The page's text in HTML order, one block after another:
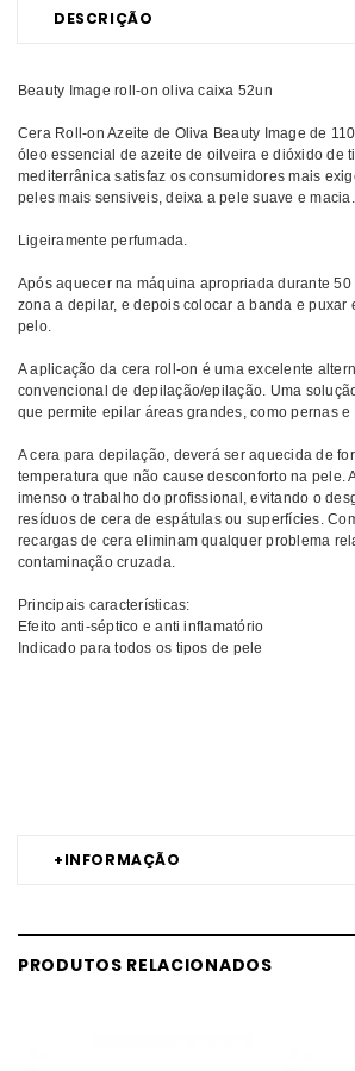
DESCRIÇÃO
+INFORMAÇÃO
Beauty Image roll-on oliva caixa 52un
Cera Roll-on Azeite de Oliva Beauty Image de
óleo essencial de azeite de oilveira e dióxido de
mediterrânica satisfaz os consumidores mais
peles mais sensiveis, deixa a pele suave e macia.
Ligeiramente perfumada.
Após aquecer na máquina apropriada durante
zona a depilar, e depois colocar a banda e puxar
pelo.
A aplicação da cera roll-on é uma excelente
convencional de depilação/epilação. Uma
que permite epilar áreas grandes, como pernas e
A cera para depilação, deverá ser aquecida de
temperatura que não cause desconforto na pele.
imenso o trabalho do profissional, evitando o
resíduos de cera de espátulas ou superfícies.
recargas de cera eliminam qualquer problema
contaminação cruzada.
Principais características:
Efeito anti-séptico e anti inflamatório
Indicado para todos os tipos de pele
PRODUTOS RELACIONADOS